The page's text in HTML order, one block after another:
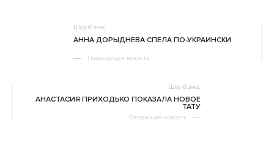
Шоу-бізнес
АННА ДОРЫДНЕВА СПЕЛА ПО-УКРАИНСКИ
Предыдущая новость
Шоу-бізнес
АНАСТАСИЯ ПРИХОДЬКО ПОКАЗАЛА НОВОЕ
ТАТУ
Следующая новость